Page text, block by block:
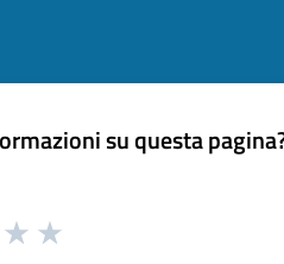
su questa